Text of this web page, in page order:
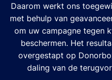
Daarom werkt ons
met behulp van
om uw campagne tegen
beschermen. Het
overgestapt op
daling van de